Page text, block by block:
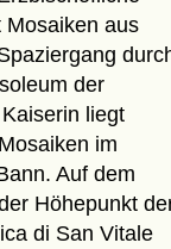
Mosaiken aus
der
liegt
im
Auf dem
Höhepunkt
di San Vitale